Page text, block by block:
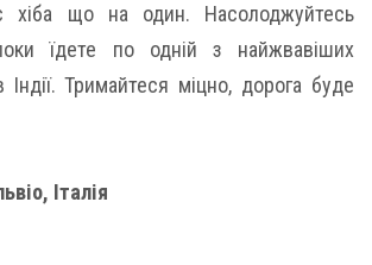
хіба що на один. Насолоджуйтесь
їдете по одній з найжвавіших
Індії. Тримайтеся міцно, дорога буде
Італія